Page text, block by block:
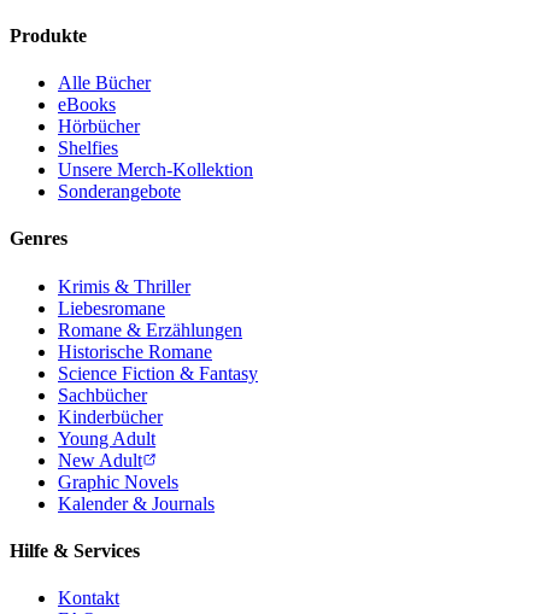
Produkte
Alle Bücher
eBooks
Hörbücher
Shelfies
Unsere Merch-Kollektion
Sonderangebote
Genres
Krimis & Thriller
Liebesromane
Romane & Erzählungen
Historische Romane
Science Fiction & Fantasy
Sachbücher
Kinderbücher
Young Adult
New Adult
Graphic Novels
Kalender & Journals
Hilfe & Services
Kontakt